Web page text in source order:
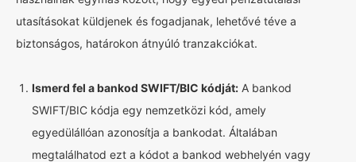
utasításokat küldjenek és fogadjanak, lehetővé téve a
biztonságos, határokon átnyúló tranzakciókat.
Ismerd fel a bankod SWIFT/BIC kódját: A bankod
SWIFT/BIC kódja egy nemzetközi kód, amely
egyedülállóan azonosítja a bankodat. Általában
megtalálhatod ezt a kódot a bankod webhelyén vagy